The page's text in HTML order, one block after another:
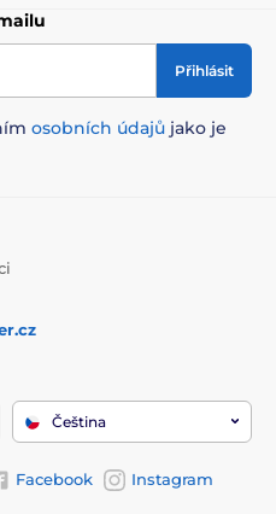
Přihlásit
osobních údajů jako je
Čeština
Facebook
Instagram